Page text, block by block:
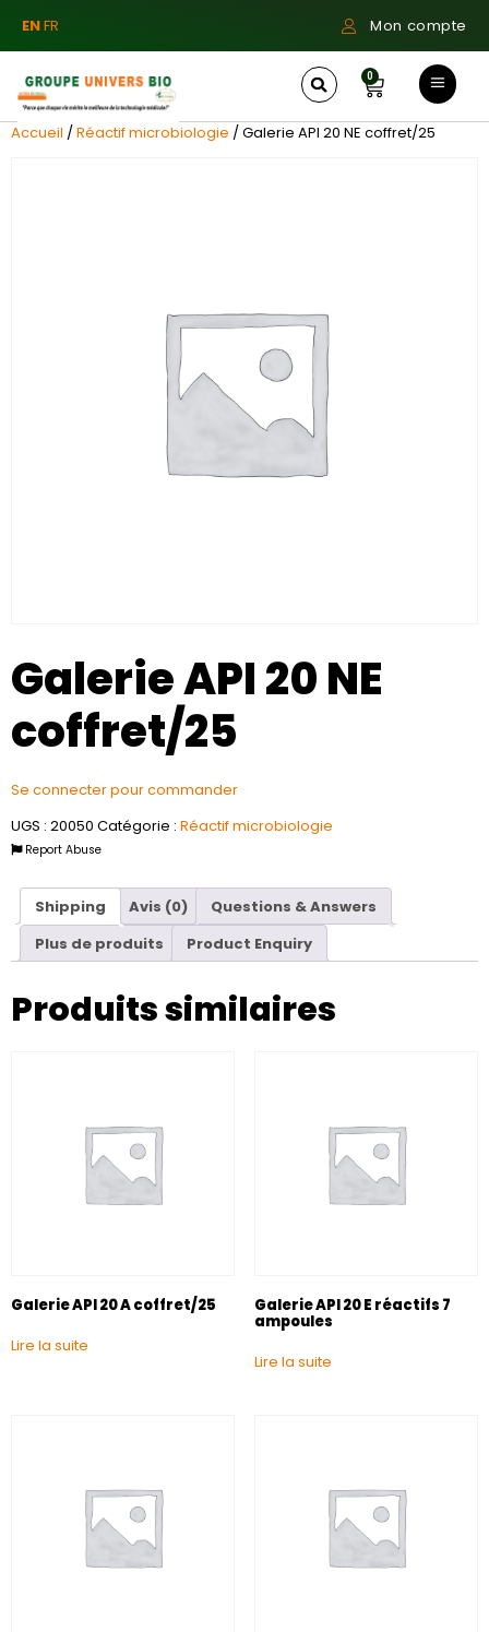
ENFR Mon compte
0
Accueil /Réactif microbiologie / Galerie API 20 NE coffret/25
Galerie API 20 NE
coffret/25
Se connecter pour commander
UGS : 20050 Catégorie : Réactif microbiologie
Report Abuse
Shipping Avis (0)
Questions & Answers
Plus de produits
Product Enquiry
Produits similaires
Galerie API 20 A coffret/25
Lire la suite
Galerie API 20 E réactifs 7
ampoules
Lire la suite